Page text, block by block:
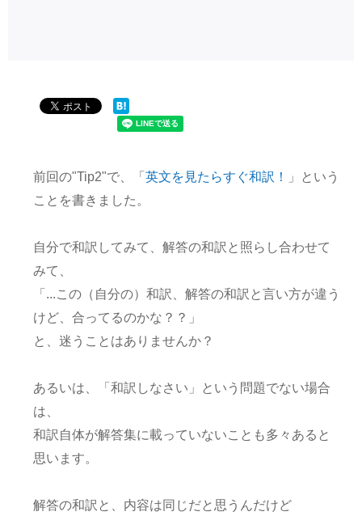
前回の"Tip2"で、「英文を見たらすぐ和訳！
」という
ことを書きました。
自分で和訳してみて、解答の和訳と照らし合わせて
みて、
「...この（自分の）和訳、解答の和訳と言い方が違う
けど、合ってるのかな？？」
と、迷うことはありませんか？
あるいは、「和訳しなさい」という問題でない場合
は、
和訳自体が解答集に載っていないことも多々あると
思います。
解答の和訳と、内容は同じだと思うんだけど